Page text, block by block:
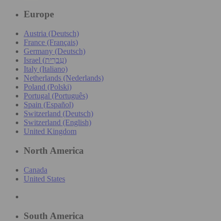
Europe
Austria (Deutsch)
France (Français)
Germany (Deutsch)
Israel (עִברִית)
Italy (Italiano)
Netherlands (Nederlands)
Poland (Polski)
Portugal (Português)
Spain (Español)
Switzerland (Deutsch)
Switzerland (English)
United Kingdom
North America
Canada
United States
South America